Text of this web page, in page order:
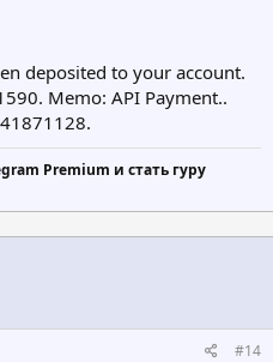
deposited to your account.
Memo: API Payment..
Premium и стать гуру
#14